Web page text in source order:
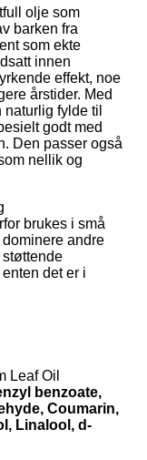
olje som
barken fra
som ekte
innen
effekt, noe
årstider. Med
fylde til
godt med
Den passer også
nellik og
brukes i små
andre
støttende
det er i
Leaf Oil
benzoate,
Coumarin,
Linalool, d-